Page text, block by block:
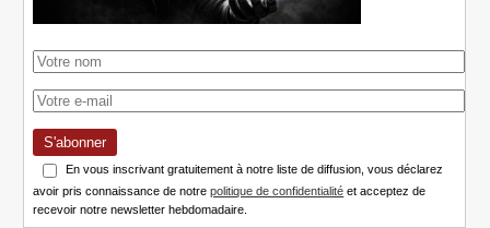
S'abonner
En vous inscrivant gratuitement à notre liste de diffusion, vous déclarez
avoir pris connaissance de notrepolitique de confidentialité et acceptez de
recevoir notre newsletter hebdomadaire.